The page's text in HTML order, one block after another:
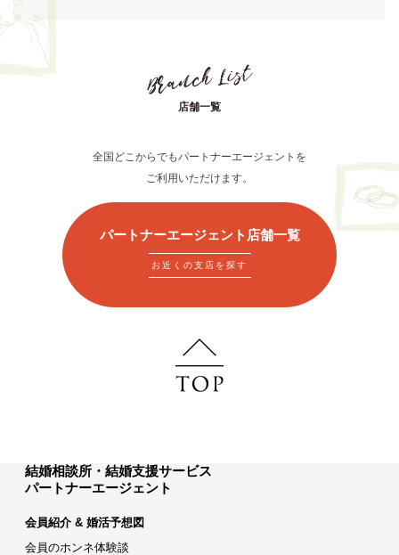
店舗一覧
全国どこからでもパートナーエージェントを
ご利用いただけます。
パートナーエージェント店舗一覧
お近くの支店を探す
結婚相談所・結婚支援サービス
パートナーエージェント
会員紹介 & 婚活予想図
会員のホンネ体験談